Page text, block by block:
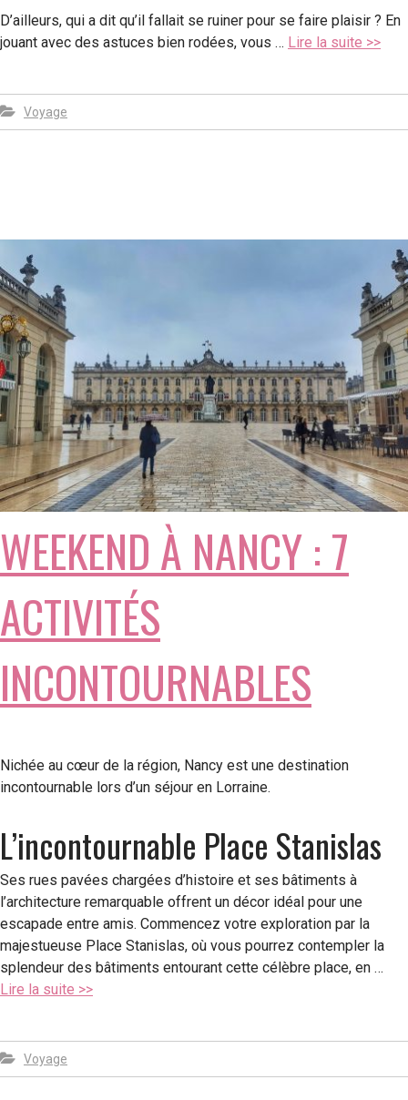
D’ailleurs, qui a dit qu’il fallait se ruiner pour se faire plaisir ? En
jouant avec des astuces bien rodées, vous … Lire la suite >>
Voyage
WEEKEND À NANCY : 7
ACTIVITÉS
INCONTOURNABLES
Nichée au cœur de la région, Nancy est une destination
incontournable lors d’un séjour en Lorraine.
L’incontournable Place Stanislas
Ses rues pavées chargées d’histoire et ses bâtiments à
l’architecture remarquable offrent un décor idéal pour une
escapade entre amis. Commencez votre exploration par la
majestueuse Place Stanislas, où vous pourrez contempler la
splendeur des bâtiments entourant cette célèbre place, en …
Lire la suite >>
Voyage